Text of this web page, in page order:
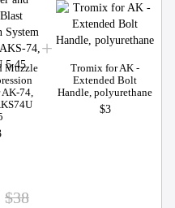
Muzzle
AK-74,
Tromix for AK -
Extended Bolt
Handle, polyurethane
$3
$38